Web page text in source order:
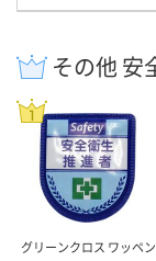
その他 安
グリーンクロス ワッペン